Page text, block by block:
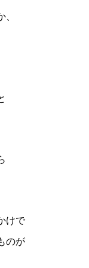
けで
のが